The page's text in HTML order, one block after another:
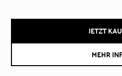
JETZT
MEHR